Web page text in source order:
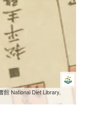
館 National Diet Library,